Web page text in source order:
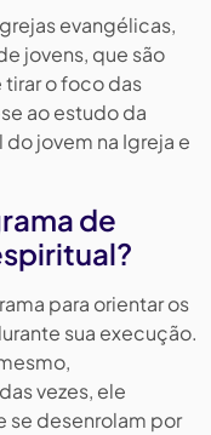
evangélicas,
jovens, que são
tirar o foco das
ao estudo da
jovem na Igreja e
de
para orientar os
sua execução.
vezes, ele
se desenrolam por